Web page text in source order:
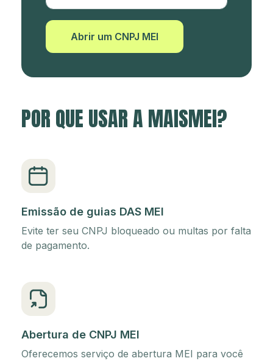
Abrir um CNPJ MEI
POR QUE USAR A MAISMEI?
Emissão de guias DAS MEI
Evite ter seu CNPJ bloqueado ou multas por falta
de pagamento.
Abertura de CNPJ MEI
Oferecemos serviço de abertura MEI para você